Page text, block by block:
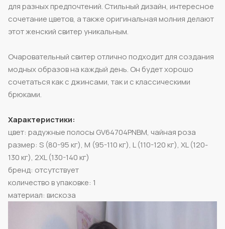
для разных предпочтений. Стильный дизайн, интересное
сочетание цветов, а также оригинальная молния делают
этот женский свитер уникальным.
Очаровательный свитер отлично подходит для создания
модных образов на каждый день. Он будет хорошо
сочетаться как с джинсами, так и с классическими
брюками.
Характеристики:
цвет: радужные полосы GV64704PNBM, чайная роза
размер: S (80-95 кг), M (95-110 кг), L (110-120 кг), XL (120-
130 кг), 2XL (130-140 кг)
бренд: отсутствует
количество в упаковке: 1
материал: вискоза